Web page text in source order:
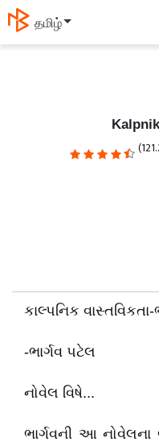
தமிழ்
કાલ્પનિક
-ભાર્ગવ પટેલ
નોવેલ વિષે...
ભાર્ગવની આ